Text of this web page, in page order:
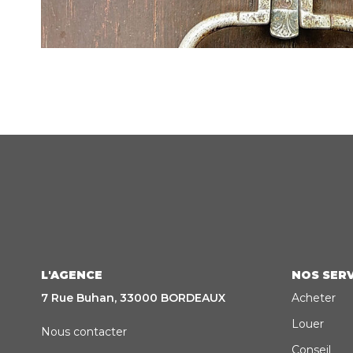
L'AGENCE
7 Rue Buhan, 33000 BORDEAUX
Nous contacter
NOS
Acheter
Louer
Conseil